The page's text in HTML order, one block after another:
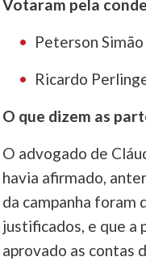
Votaram pela
Peterson Simão
Ricardo
O que dizem as
O advogado de
havia afirmado,
da campanha
justificados, e que a
aprovado as contas